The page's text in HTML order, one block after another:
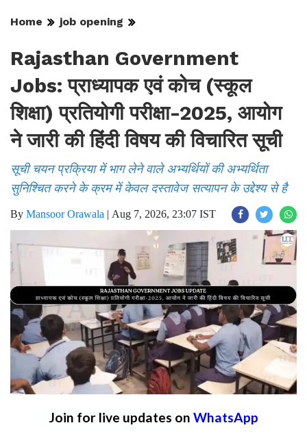
Home job opening
Rajasthan Government
Jobs: प्राध्यापक एवं कोच (स्कूल
शिक्षा) प्रतियोगी परीक्षा-2025, आयोग
ने जारी की हिंदी विषय की विचारित सूची
सूची चयन प्रक्रिया में भाग लेने वाले अभ्यर्थियों की अभ्यर्थिता
सुनिश्चित करने के क्रम में केवल दस्तावेज सत्यापन के उद्देश्य से है
By Mansoor Orawala | Aug 7, 2026, 23:07 IST
Join for live updates on WhatsApp